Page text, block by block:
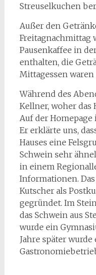
Streuselkuchen
Außer den
Freitagnachmittag
Pausenkaffee in
enthalten, die
Mittagessen waren
Während des
Kellner, woher das
Auf der
Er erklärte uns,
Hauses eine
Schwein sehr
in einem
Informationen.
Kutscher als
gegründet. Im
das Schwein aus
wurde ein
Jahre später